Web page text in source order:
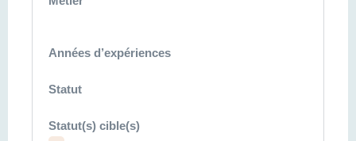
Années d’expériences
Statut
Statut(s) cible(s)